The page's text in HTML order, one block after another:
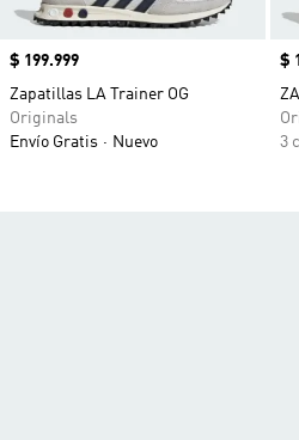
Precio
$ 199.999
Zapatillas LA Trainer OG
Originals
Envío Gratis
Nuevo
$
3